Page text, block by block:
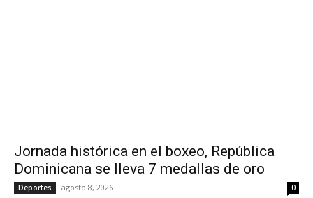
Jornada histórica en el boxeo, República
Dominicana se lleva 7 medallas de oro
Deportes agosto 8, 2026 0